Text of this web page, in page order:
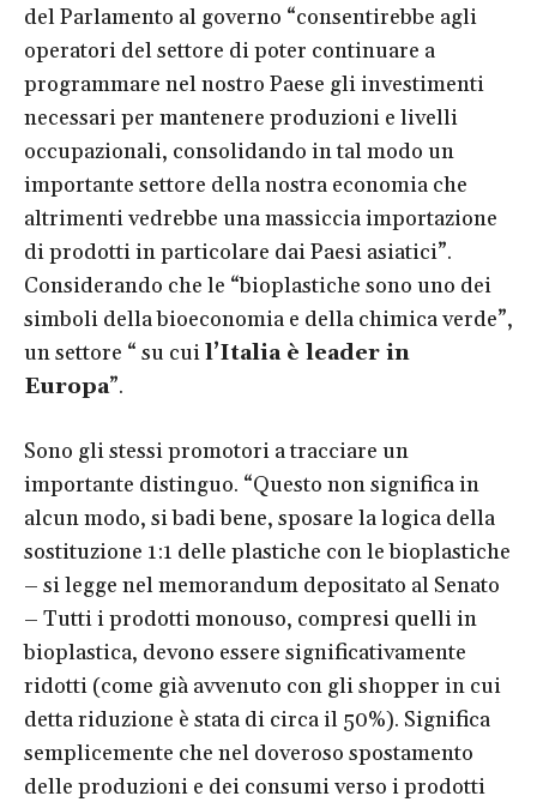
del Parlamento al governo “consentirebbe agli
operatori del settore di poter continuare a
programmare nel nostro Paese gli investimenti
necessari per mantenere produzioni e livelli
occupazionali, consolidando in tal modo un
importante settore della nostra economia che
altrimenti vedrebbe una massiccia importazione
di prodotti in particolare dai Paesi asiatici”.
Considerando che le “bioplastiche sono uno dei
simboli della bioeconomia e della chimica verde”,
un settore “ su cuil’Italia è leader in
Europa”.
Sono gli stessi promotori a tracciare un
importante distinguo. “Questo non significa in
alcun modo, si badi bene, sposare la logica della
sostituzione 1:1 delle plastiche con le bioplastiche
– si legge nel memorandum depositato al Senato
– Tutti i prodotti monouso, compresi quelli in
bioplastica, devono essere significativamente
ridotti (come già avvenuto con gli shopper in cui
detta riduzione è stata di circa il 50%). Significa
semplicemente che nel doveroso spostamento
delle produzioni e dei consumi verso i prodotti